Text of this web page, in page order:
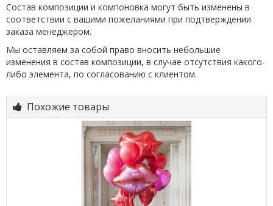
Состав композиции и компоновка могут быть изменены в
соответствии с вашими пожеланиями при подтверждении
заказа менеджером.
Мы оставляем за собой право вносить небольшие
изменения в состав композиции, в случае отсутствия какого-
либо элемента, по согласованию с клиентом.
Похожие товары